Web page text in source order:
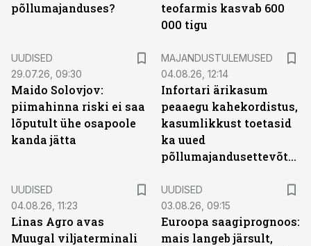
põllumajanduses?
teofarmis kasvab 600
000 tigu
UUDISED
29.07.26, 09:30
Maido Solovjov:
piimahinna riski ei saa
lõputult ühe osapoole
kanda jätta
MAJANDUSTULEMUSED
04.08.26, 12:14
Infortari ärikasum
peaaegu kahekordistus,
kasumlikkust toetasid
ka uued
põllumajandusettevõtted
UUDISED
04.08.26, 11:23
Linas Agro avas
Muugal viljaterminali
UUDISED
03.08.26, 09:15
Euroopa saagiprognoos:
mais langeb järsult,